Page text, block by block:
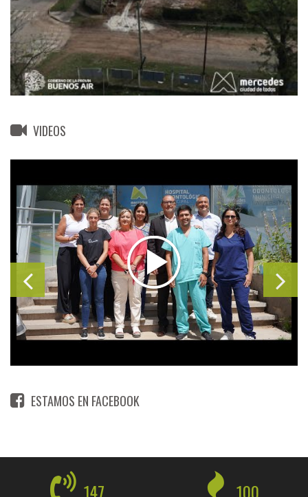
VIDEOS
ESTAMOS EN FACEBOOK
147 100